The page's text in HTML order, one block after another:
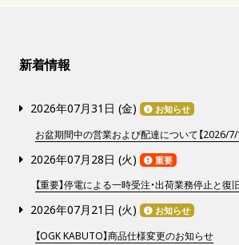
新着情報
2026年07月31日 (金) お知らせ
お盆期間中の営業および配達について【2026/7/
2026年07月28日 (火) 重要
【重要】停電による一時受注・出荷業務停止と復
2026年07月21日 (火) お知らせ
【OGK KABUTO】商品仕様変更のお知らせ